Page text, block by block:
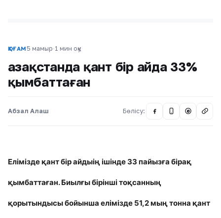
ҚОҒАМ 5 мамыр·1 мин оқу
Қазақстанда қант бір айда 33%
қымбаттаған
Абзал Алаш Бөлісу: @
Елімізде қант бір айдыің ішінде 33 пайызға бірақ
қымбаттаған. Биылғы бірінші тоқсанның
қорытындысы бойынша елімізде 51,2 мың тонна қант